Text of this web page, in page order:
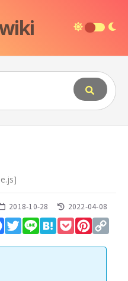
]
2018-10-28 2022-04-08
Facebook
Twitter
Line HatenaPocket